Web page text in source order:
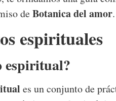
deBotanica del amor.
espirituales
espiritual?
es un conjunto de